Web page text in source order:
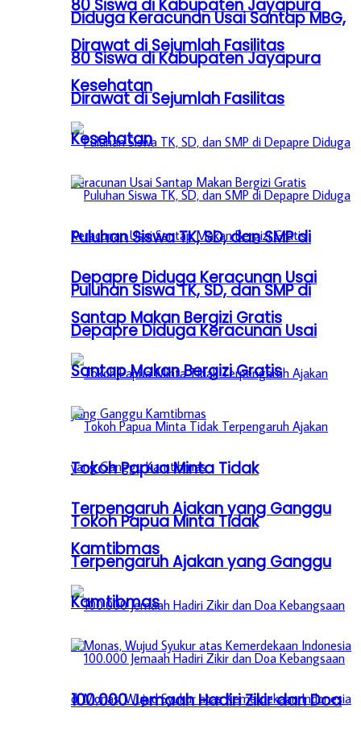
80 Siswa di Kabupaten Jayapura
Dirawat di Sejumlah Fasilitas
Kesehatan
Puluhan Siswa TK, SD, dan SMP di
Depapre Diduga Keracunan Usai
Santap Makan Bergizi Gratis
Tokoh Papua Minta Tidak
Terpengaruh Ajakan yang Ganggu
Kamtibmas
100.000 Jemaah Hadiri Zikir dan Doa
Diduga Keracunan Usai Santap MBG,
80 Siswa di Kabupaten Jayapura
Dirawat di Sejumlah Fasilitas
Kesehatan
Puluhan Siswa TK, SD, dan SMP di
Depapre Diduga Keracunan Usai
Santap Makan Bergizi Gratis
Tokoh Papua Minta Tidak
Terpengaruh Ajakan yang Ganggu
Kamtibmas